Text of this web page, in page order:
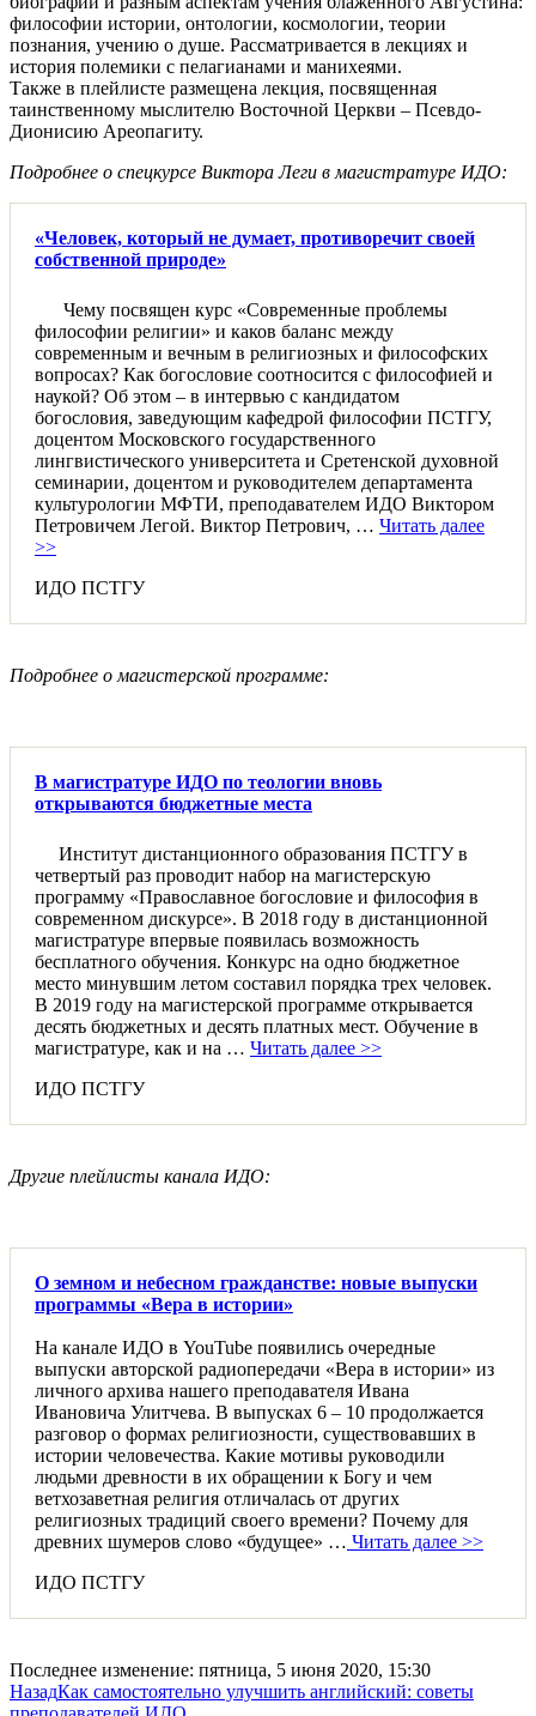
философии истории, онтологии, космологии, теории
познания, учению о душе. Рассматривается в лекциях и
история полемики с пелагианами и манихеями.
Также в плейлисте размещена лекция, посвященная
таинственному мыслителю Восточной Церкви – Псевдо-
Дионисию Ареопагиту.
Подробнее о спецкурсе Виктора Леги в магистратуре ИДО:
«Человек, который не думает, противоречит своей
собственной природе»
Чему посвящен курс «Современные проблемы
философии религии» и каков баланс между
современным и вечным в религиозных и философских
вопросах? Как богословие соотносится с философией и
наукой? Об этом – в интервью с кандидатом
богословия, заведующим кафедрой философии ПСТГУ,
доцентом Московского государственного
лингвистического университета и Сретенской духовной
семинарии, доцентом и руководителем департамента
культурологии МФТИ, преподавателем ИДО Виктором
Петровичем Легой. Виктор Петрович, … Читать далее
>>
ИДО ПСТГУ
Подробнее о магистерской программе:
В магистратуре ИДО по теологии вновь
открываются бюджетные места
Институт дистанционного образования ПСТГУ в
четвертый раз проводит набор на магистерскую
программу «Православное богословие и философия в
современном дискурсе». В 2018 году в дистанционной
магистратуре впервые появилась возможность
бесплатного обучения. Конкурс на одно бюджетное
место минувшим летом составил порядка трех человек.
В 2019 году на магистерской программе открывается
десять бюджетных и десять платных мест. Обучение в
магистратуре, как и на … Читать далее >>
ИДО ПСТГУ
Другие плейлисты канала ИДО:
О земном и небесном гражданстве: новые выпуски
программы «Вера в истории»
На канале ИДО в YouTube появились очередные
выпуски авторской радиопередачи «Вера в истории» из
личного архива нашего преподавателя Ивана
Ивановича Улитчева. В выпусках 6 – 10 продолжается
разговор о формах религиозности, существовавших в
истории человечества. Какие мотивы руководили
людьми древности в их обращении к Богу и чем
ветхозаветная религия отличалась от других
религиозных традиций своего времени? Почему для
древних шумеров слово «будущее» … Читать далее >>
ИДО ПСТГУ
Последнее изменение: пятница, 5 июня 2020, 15:30
НазадКак самостоятельно улучшить английский: советы